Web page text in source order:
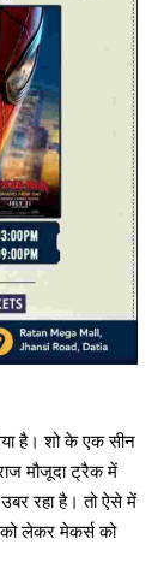
है। शो के एक सीन
मौजूदा ट्रैक में
रहा है। तो ऐसे में
को लेकर मेकर्स को